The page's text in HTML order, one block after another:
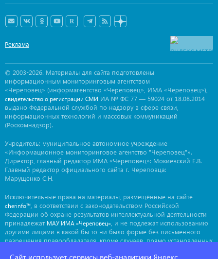
Реклама
© 2003-2026. Материалы для сайта подготовлены
информационным мониторинговым агентством
«Череповец» (информагентство «Череповец», ИМА «Череповец»),
свидетельство о регистрации СМИ ИА № ФС 77 — 59024 от 18.08.2014
выдано Федеральной службой по надзору в сфере связи,
информационных технологий и массовых коммуникаций
(Роскомнадзор).
Учредитель: муниципальное автономное учреждение
«Информационное мониторинговое агентство "Череповец"».
Директор, главный редактор ИМА «Череповец»: Мокиевский Е.В.
Главный редактор официального сайта г. Череповца:
Марущенко С.Н.
Исключительные права на материалы, размещённые на сайте
cherinfo™ , в соответствии с законодательством Российской
Федерации об охране результатов интеллектуальной деятельности
принадлежат МАУ ИМА «Череповец» , и не подлежат использованию
другими лицами в какой бы то ни было форме без письменного
разрешения правообладателя, кроме случаев, прямо установленных
Сайт использует сервисы веб-аналитики Яндекс